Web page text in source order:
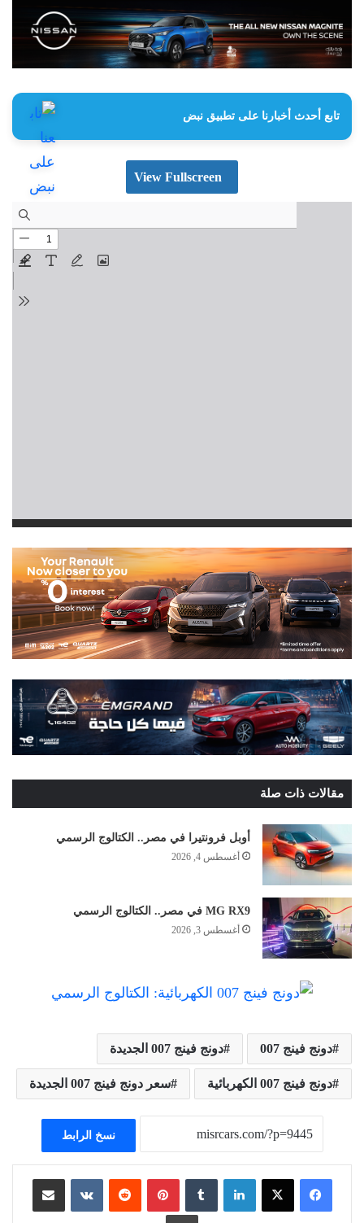
تابع أحدث أخبارنا على تطبيق نبض
View Fullscreen
مقالات ذات صلة
أوبل فرونتيرا في مصر.. الكتالوج الرسمي
أغسطس 4, 2026
MG RX9 في مصر.. الكتالوج الرسمي
أغسطس 3, 2026
دونج فينج 007 دونج فينج 007 الجديدة
دونج فينج 007 الكهربائية سعر دونج فينج 007 الجديدة
نسخ الرابط
لينكدإن ‏Tumblr بينتيريست
‏Reddit
‏VKontakte مشاركة عبر البريد
طباعة